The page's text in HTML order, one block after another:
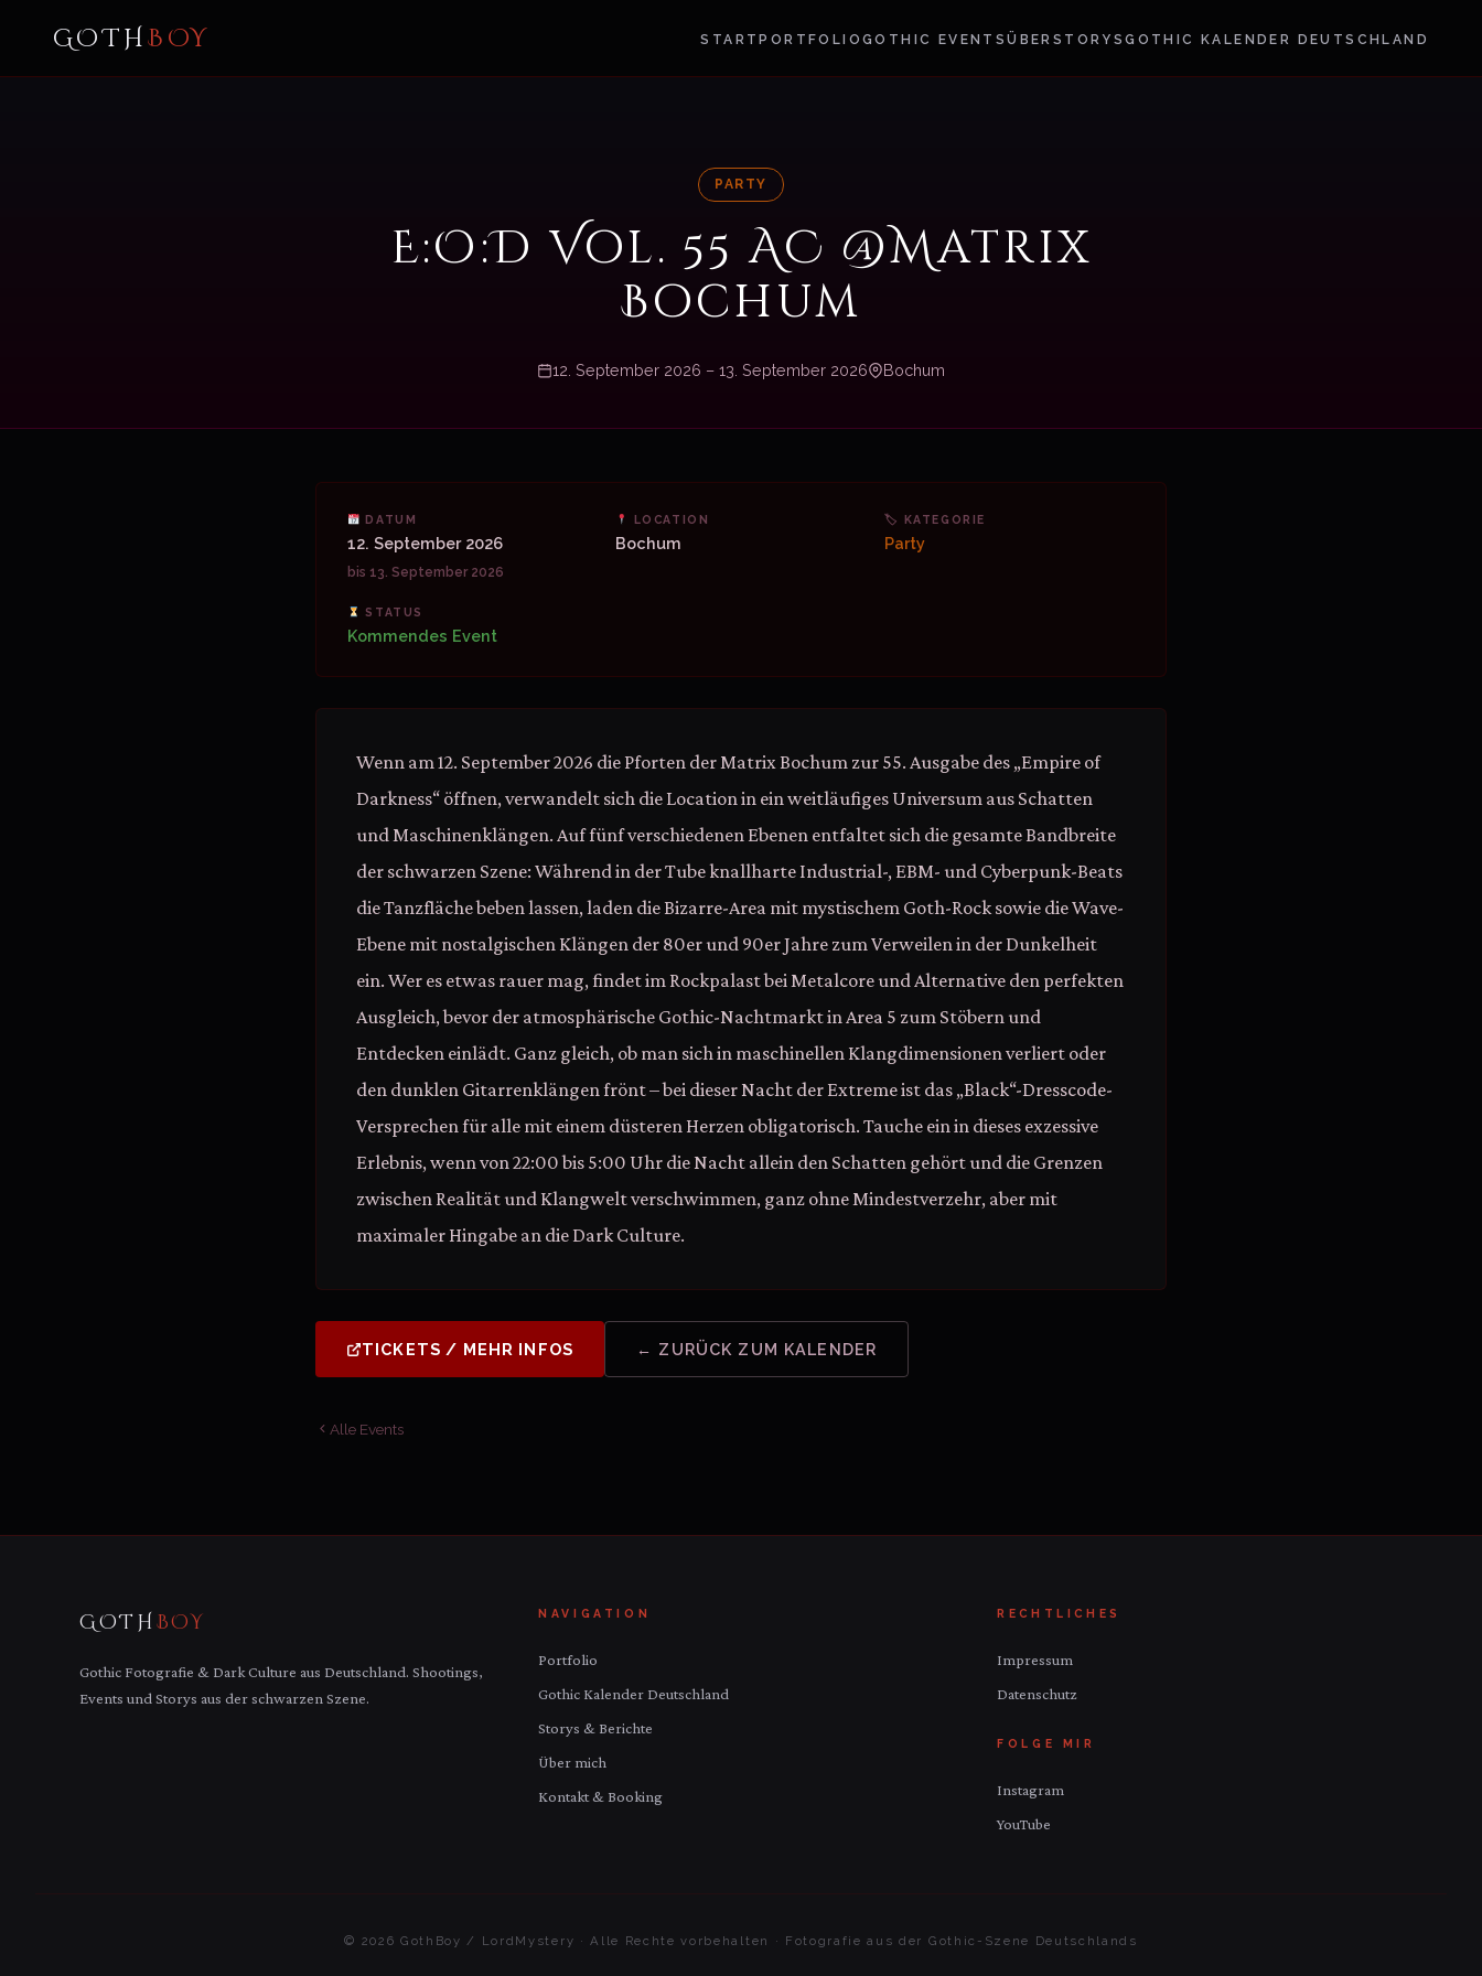
GOTHBOY START PORTFOLIO GOTHIC EVENTSÜBER STORYSGOTHIC KALENDER DEUTSCHLAND
PARTY
E:O:D Vol. 55 AC @Matrix
Bochum
12. September 2026 – 13. September 2026 Bochum
DATUM
12. September 2026
bis 13. September 2026
LOCATION
Bochum
🏷 KATEGORIE
Party
STATUS
Kommendes Event
Wenn am 12. September 2026 die Pforten der Matrix Bochum zur 55. Ausgabe des „Empire of
Darkness“ öffnen, verwandelt sich die Location in ein weitläufiges Universum aus Schatten
und Maschinenklängen. Auf fünf verschiedenen Ebenen entfaltet sich die gesamte Bandbreite
der schwarzen Szene: Während in der Tube knallharte Industrial-, EBM- und Cyberpunk-Beats
die Tanzfläche beben lassen, laden die Bizarre-Area mit mystischem Goth-Rock sowie die Wave-
Ebene mit nostalgischen Klängen der 80er und 90er Jahre zum Verweilen in der Dunkelheit
ein. Wer es etwas rauer mag, findet im Rockpalast bei Metalcore und Alternative den perfekten
Ausgleich, bevor der atmosphärische Gothic-Nachtmarkt in Area 5 zum Stöbern und
Entdecken einlädt. Ganz gleich, ob man sich in maschinellen Klangdimensionen verliert oder
den dunklen Gitarrenklängen frönt – bei dieser Nacht der Extreme ist das „Black“-Dresscode-
Versprechen für alle mit einem düsteren Herzen obligatorisch. Tauche ein in dieses exzessive
Erlebnis, wenn von 22:00 bis 5:00 Uhr die Nacht allein den Schatten gehört und die Grenzen
zwischen Realität und Klangwelt verschwimmen, ganz ohne Mindestverzehr, aber mit
maximaler Hingabe an die Dark Culture.
TICKETS / MEHR INFOS ← ZURÜCK ZUM KALENDER
Alle Events
GOTH BOY
Gothic Fotografie & Dark Culture aus Deutschland. Shootings,
Events und Storys aus der schwarzen Szene.
NAVIGATION
Portfolio
Gothic Kalender Deutschland
Storys & Berichte
Über mich
Kontakt & Booking
RECHTLICHES
Impressum
Datenschutz
FOLGE MIR
Instagram
YouTube
© 2026 GothBoy / LordMystery · Alle Rechte vorbehalten · Fotografie aus der Gothic-Szene Deutschlands